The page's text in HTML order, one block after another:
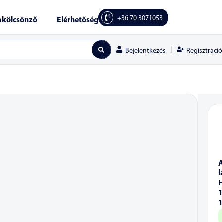
Elérhetőség +36 70 3071053
Bejelentkezés Regisztráció